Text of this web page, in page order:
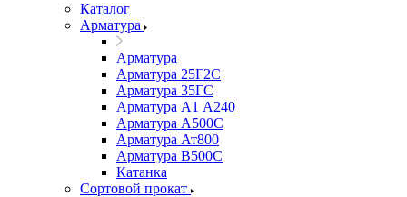
Каталог
Арматура
Арматура
Арматура 25Г2С
Арматура 35ГС
Арматура А1 А240
Арматура А500С
Арматура Ат800
Арматура В500С
Катанка
Сортовой прокат